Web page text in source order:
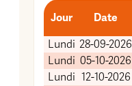
Jour Date
Lundi 28-09-2026
Lundi 05-10-2026
Lundi 12-10-2026